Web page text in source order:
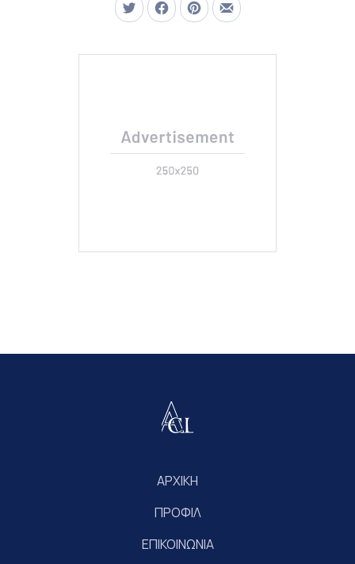
ΤουίταΜοιραστείτε το στο Facebook
Μοιραστείτε το στο Pinterest
Μοιραστείτε το με email
ΑΡΧΙΚΗ
ΠΡΟΦΙΛ
ΕΠΙΚΟΙΝΩΝΙΑ